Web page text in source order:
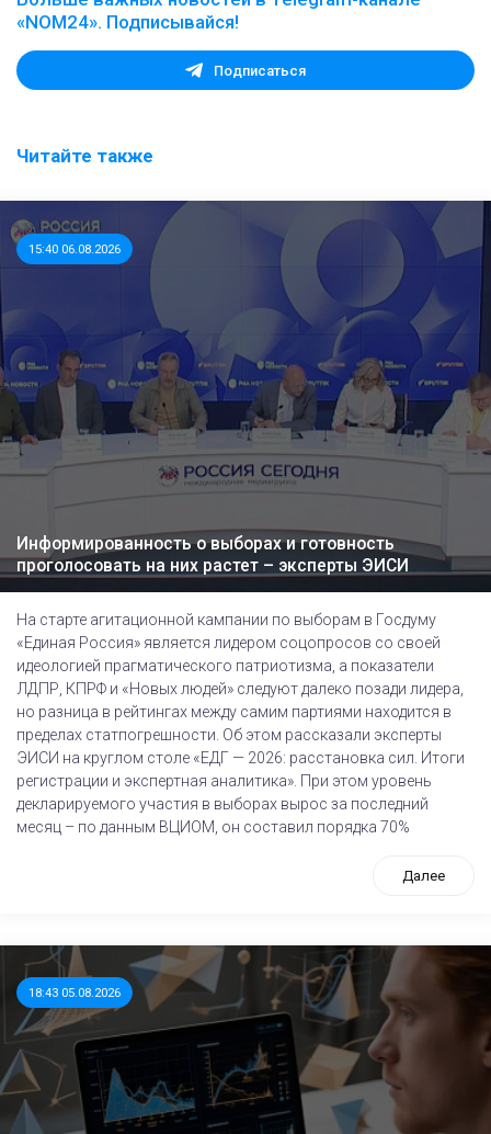
«NOM24». Подписывайся!
Подписаться
Читайте также
15:40 06.08.2026
Информированность о выборах и готовность
проголосовать на них растет – эксперты ЭИСИ
На старте агитационной кампании по выборам в Госдуму
«Единая Россия» является лидером соцопросов со своей
идеологией прагматического патриотизма, а показатели
ЛДПР, КПРФ и «Новых людей» следуют далеко позади лидера,
но разница в рейтингах между самим партиями находится в
пределах статпогрешности. Об этом рассказали эксперты
ЭИСИ на круглом столе «ЕДГ — 2026: расстановка сил. Итоги
регистрации и экспертная аналитика». При этом уровень
декларируемого участия в выборах вырос за последний
месяц – по данным ВЦИОМ, он составил порядка 70%
Далее
18:43 05.08.2026